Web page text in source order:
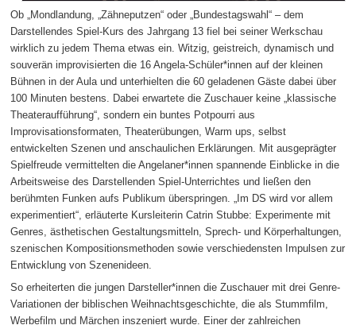
Ob „Mondlandung, „Zähneputzen“ oder „Bundestagswahl“ – dem
Darstellendes Spiel-Kurs des Jahrgang 13 fiel bei seiner Werkschau
wirklich zu jedem Thema etwas ein. Witzig, geistreich, dynamisch und
souverän improvisierten die 16 Angela-Schüler*innen auf der kleinen
Bühnen in der Aula und unterhielten die 60 geladenen Gäste dabei über
100 Minuten bestens. Dabei erwartete die Zuschauer keine „klassische
Theateraufführung“, sondern ein buntes Potpourri aus
Improvisationsformaten, Theaterübungen, Warm ups, selbst
entwickelten Szenen und anschaulichen Erklärungen. Mit ausgeprägter
Spielfreude vermittelten die Angelaner*innen spannende Einblicke in die
Arbeitsweise des Darstellenden Spiel-Unterrichtes und ließen den
berühmten Funken aufs Publikum überspringen. „Im DS wird vor allem
experimentiert“, erläuterte Kursleiterin Catrin Stubbe: Experimente mit
Genres, ästhetischen Gestaltungsmitteln, Sprech- und Körperhaltungen,
szenischen Kompositionsmethoden sowie verschiedensten Impulsen zur
Entwicklung von Szenenideen.
So erheiterten die jungen Darsteller*innen die Zuschauer mit drei Genre-
Variationen der biblischen Weihnachtsgeschichte, die als Stummfilm,
Werbefilm und Märchen inszeniert wurde. Einer der zahlreichen